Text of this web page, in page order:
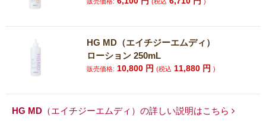
HG MD（エイチジーエムディ）
ローション 250mL
販売価格: 10,800 円(税込 11,880 円)
HG MD（エイチジーエムディ）の詳しい説明はこちら